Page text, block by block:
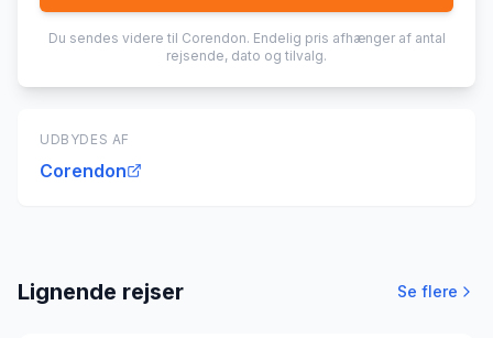
Du sendes videre til Corendon. Endelig pris afhænger af antal
rejsende, dato og tilvalg.
UDBYDES AF
Corendon
Lignende rejser Se flere